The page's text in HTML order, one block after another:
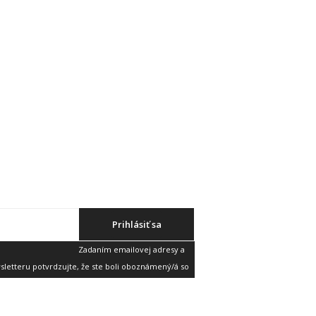
Prihlásiť sa
Zadaním emailovej adresy a
potvrdzujte, že ste boli oboznámený/á so